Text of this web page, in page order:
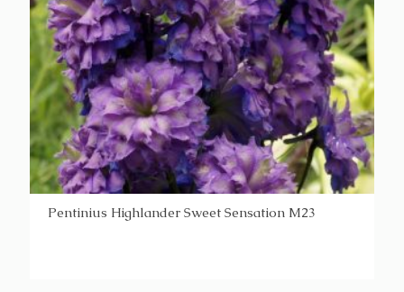
Pentinius Highlander Sweet Sensation M23